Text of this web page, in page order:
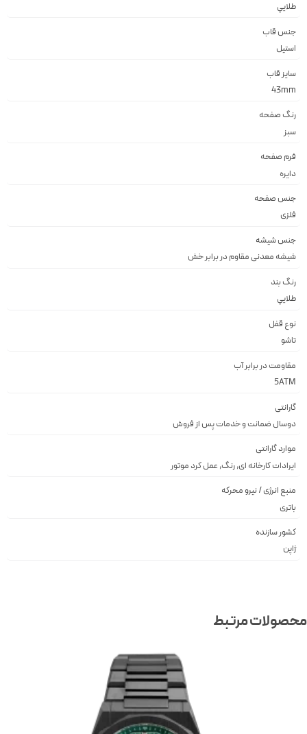
طلايي
جنس قاب
استيل
سایز قاب
43mm
رنگ صفحه
سبز
فرم صفحه
دايره
جنس صفحه
فلزى
جنس شیشه
شيشه معدنى مقاوم در برابر خش
رنگ بند
طلايي
نوع قفل
تاشو
مقاومت در برابر آب
5ATM
گارانتی
دوسال ضمانت و خدمات پس از فروش
موارد گارانتی
ایرادات کارخانه ای, رنگ, عمل کرد موتور
منبع انرژی / نیرو محرکه
باتری
کشور سازنده
ژاپن
مرتبط